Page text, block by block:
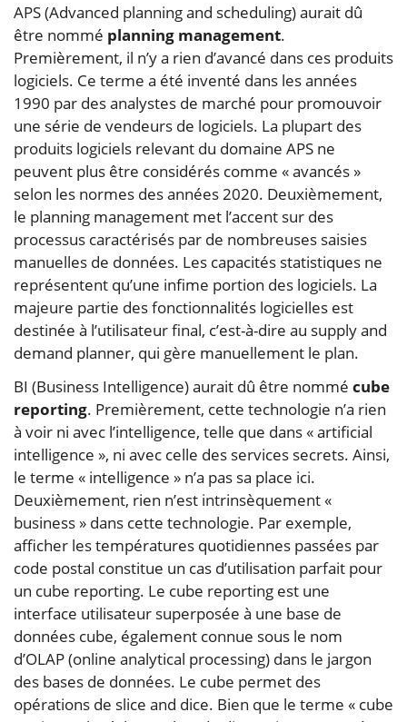
APS (Advanced planning and scheduling) aurait dû
être nommé planning management.
Premièrement, il n’y a rien d’avancé dans ces produits
logiciels. Ce terme a été inventé dans les années
1990 par des analystes de marché pour promouvoir
une série de vendeurs de logiciels. La plupart des
produits logiciels relevant du domaine APS ne
peuvent plus être considérés comme « avancés »
selon les normes des années 2020. Deuxièmement,
le planning management met l’accent sur des
processus caractérisés par de nombreuses saisies
manuelles de données. Les capacités statistiques ne
représentent qu’une infime portion des logiciels. La
majeure partie des fonctionnalités logicielles est
destinée à l’utilisateur final, c’est-à-dire au supply and
demand planner, qui gère manuellement le plan.
BI (Business Intelligence) aurait dû être nommé cube
reporting. Premièrement, cette technologie n’a rien
à voir ni avec l’intelligence, telle que dans « artificial
intelligence », ni avec celle des services secrets. Ainsi,
le terme « intelligence » n’a pas sa place ici.
Deuxièmement, rien n’est intrinsèquement «
business » dans cette technologie. Par exemple,
afficher les températures quotidiennes passées par
code postal constitue un cas d’utilisation parfait pour
un cube reporting. Le cube reporting est une
interface utilisateur superposée à une base de
données cube, également connue sous le nom
d’OLAP (online analytical processing) dans le jargon
des bases de données. Le cube permet des
opérations de slice and dice. Bien que le terme « cube